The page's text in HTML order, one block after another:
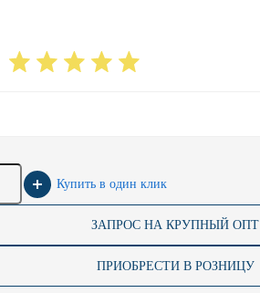
Купить в один клик
ЗАПРОС НА КРУПНЫЙ ОПТ
ПРИОБРЕСТИ В РОЗНИЦУ